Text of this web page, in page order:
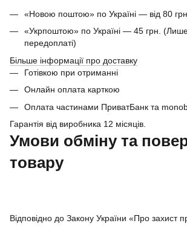
«Новою поштою» по Україні — від 80 грн.
«Укрпоштою» по Україні — 45 грн.
передоплаті)
Більше інформації про доставку
Готівкою при отриманні
Онлайн оплата карткою
Оплата частинами ПриватБанк та
Гарантія від виробника 12 місяців.
Умови обміну та
товару
Відповідно до Закону України «Про захист